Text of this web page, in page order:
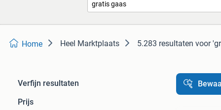
Home Heel Marktplaats 5.283 resultaten voor
Verfijn resultaten
Prijs